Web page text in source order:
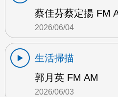
蔡佳芬蔡定揚 FM
2026/06/04
生活掃描
郭月英 FM AM
2026/06/03